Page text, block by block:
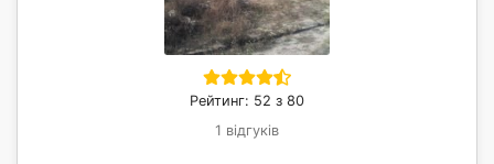
Рейтинг: 52 з 80
1 відгуків